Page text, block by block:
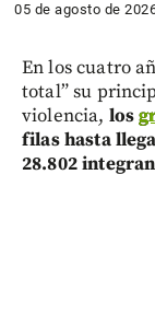
05 de agosto de
En los cuatro
total” su
violencia, los
filas hasta
28.802